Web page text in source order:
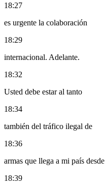
18:27
es urgente la colaboración
18:29
internacional. Adelante.
18:32
Usted debe estar al tanto
18:34
también del tráfico ilegal de
18:36
armas que llega a mi país desde
18:39